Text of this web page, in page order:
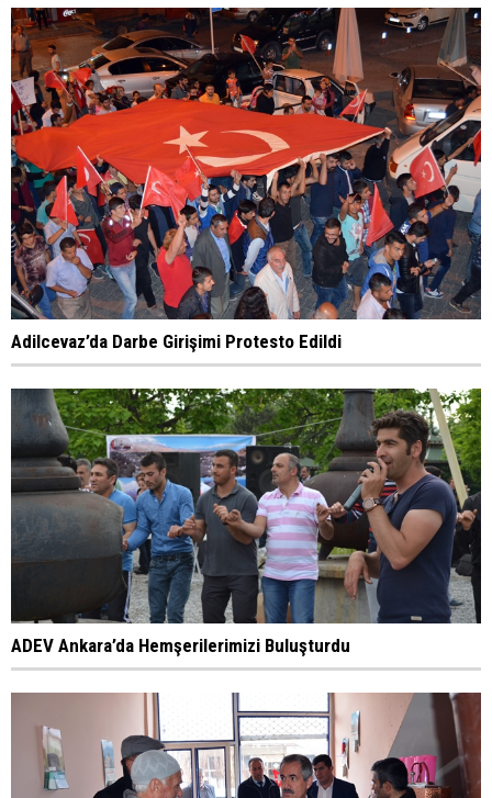
Adilcevaz’da Darbe Girişimi Protesto Edildi
ADEV Ankara’da Hemşerilerimizi Buluşturdu